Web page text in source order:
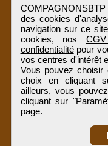
des cookies
navigation sur ce
cookies, nos
confidentialitépour
vos centres d'intérêt
Vous pouvez choisir
choix en cliquant
ailleurs, vous
cliquant sur
page.